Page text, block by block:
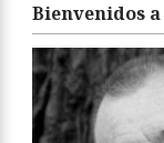
Bienvenidos